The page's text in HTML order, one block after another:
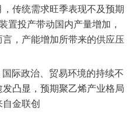
传统需求旺季表现不及预期
置投产带动国内产量增加，
，产能增加所带来的供应压
际政治、贸易环境的持续不
凸显，预期聚乙烯产业格局
金联创